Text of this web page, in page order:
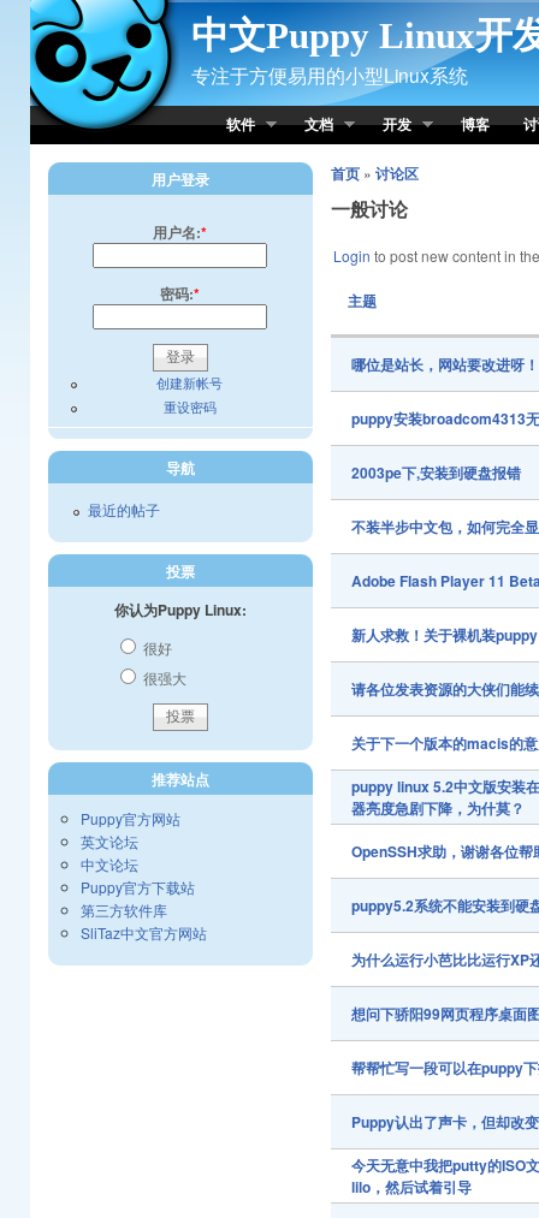
Skip to Content
中文Puppy Linux开
专注于方便易用的小型Linux系统
软件 文档 开发 博客
首页» 讨论区
一般讨论
Login to post new content in
主题
哪位是站长，网站要改进呀
puppy安装broadcom4313
2003pe下,安装到硬盘报错
不装半步中文包，如何完全
Adobe Flash Player 11
新人求救！关于裸机装puppy
请各位发表资源的大侠们能
关于下一个版本的macis的
puppy linux 5.2中文版安装
器亮度急剧下降，为什莫？
OpenSSH求助，谢谢各位
puppy5.2系统不能安装到硬
为什么运行小芭比比运行XP
想问下骄阳99网页程序桌面
帮帮忙写一段可以在puppy
Puppy认出了声卡，但却改
今天无意中我把putty的ISO
lilo，然后试着引导
用户登录
用户名:*
密码:*
创建新帐号
重设密码
导航
最近的帖子
投票
你认为Puppy Linux:
很好
很强大
推荐站点
Puppy官方网站
英文论坛
中文论坛
Puppy官方下载站
第三方软件库
SliTaz中文官方网站